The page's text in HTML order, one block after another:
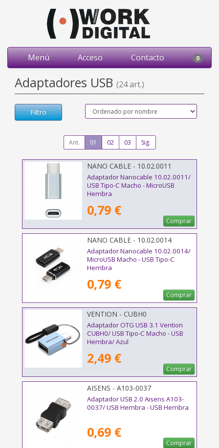
Menú Acceso Contacto 0
Adaptadores USB (24 art.)
Filtro
Ant. 01 02 03 Sig.
NANO CABLE - 10.02.0011
Adaptador Nanocable 10.02.0011/
USB Tipo-C Macho - MicroUSB
Hembra
0,79 €
Comprar
NANO CABLE - 10.02.0014
Adaptador Nanocable 10.02.0014/
MicroUSB Macho - USB Tipo-C
Hembra
0,79 €
Comprar
VENTION - CUBH0
Adaptador OTG USB 3.1 Vention
CUBH0/ USB Tipo-C Macho - USB
Hembra/ Azul
2,49 €
Comprar
AISENS - A103-0037
Adaptador USB 2.0 Aisens A103-
0037/ USB Hembra - USB Hembra
0,69 €
Comprar